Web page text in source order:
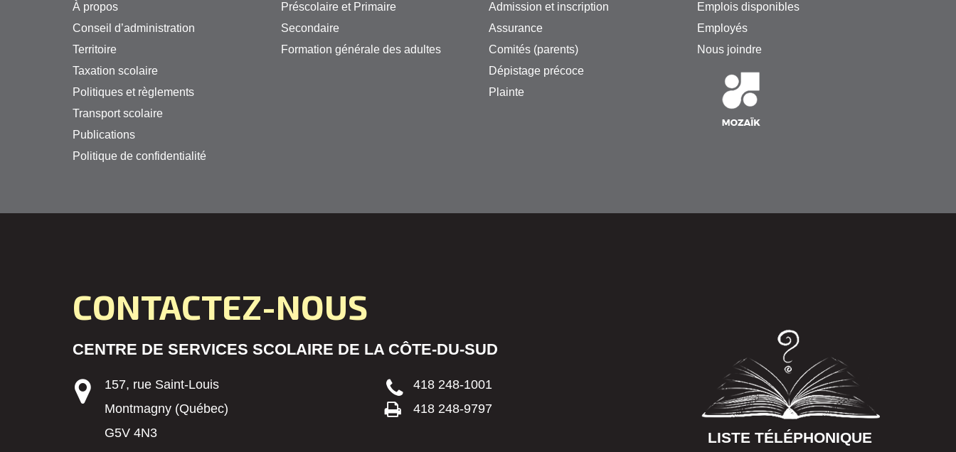
À propos
Conseil d’administration
Territoire
Taxation scolaire
Politiques et règlements
Transport scolaire
Publications
Politique de confidentialité
Préscolaire et Primaire
Secondaire
Formation générale des adultes
Admission et inscription
Assurance
Comités (parents)
Dépistage précoce
Plainte
Emplois disponibles
Employés
Nous joindre
CONTACTEZ-NOUS
CENTRE DE SERVICES SCOLAIRE DE LA CÔTE-DU-SUD
157, rue Saint-Louis
Montmagny (Québec)
G5V 4N3
418 248-1001
418 248-9797
LISTE TÉLÉPHONIQUE